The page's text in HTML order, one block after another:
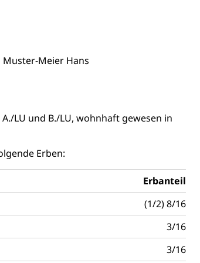
Meier Hans
LU und B./LU, wohnhaft gewesen in
Erben:
Erbanteil
(1/2) 8/16
3/16
3/16